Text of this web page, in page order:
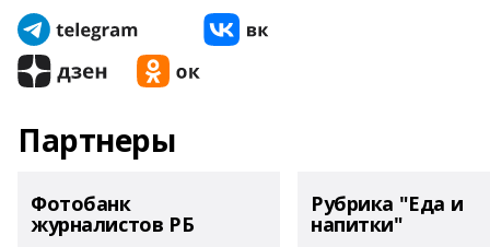
Партнеры
Фотобанк
журналистов РБ
Рубрика "Еда и
напитки"